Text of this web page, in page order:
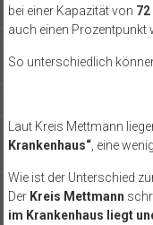
bei einer Kapazität von
auch einen Prozentpunkt
So unterschiedlich
Laut Kreis Mettmann
Krankenhaus“, eine
Wie ist der Unterschied
Der Kreis Mettmann
im Krankenhaus liegt